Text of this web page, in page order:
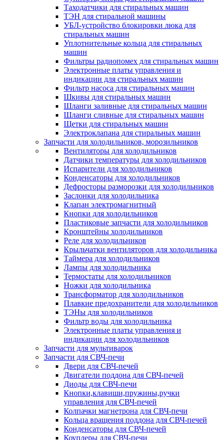
Таходатчики для стиральных машин
ТЭН для стиральной машины
УБЛ-устройство блокировки люка для
стиральных машин
Уплотнительные кольца для стиральных
машин
Фильтры радиопомех для стиральных машин
Электронные платы управления и
индикации для стиральных машин
Фильтр насоса для стиральных машин
Шкивы для стиральных машин
Шланги заливные для стиральных машин
Шланги сливные для стиральных машин
Щетки для стиральных машин
Электроклапана для стиральных машин
Запчасти для холодильников, морозильников
Вентиляторы для холодильников
Датчики температуры для холодильников
Испарители для холодильников
Конденсаторы для холодильников
Дефросторы разморозки для холодильников
Заслонки для холодильника
Клапан электромагнитный
Кнопки для холодильников
Пластиковые запчасти для холодильников
Кронштейны холодильников
Реле для холодильников
Крыльчатки вентиляторов для холодильника
Таймера для холодильников
Лампы для холодильника
Термостаты для холодильников
Ножки для холодильника
Трансформатор для холодильников
Плавкие предохранители для холодильников
ТЭНы для холодильников
Фильтр воды для холодильника
Электронные платы управления и
индикации для холодильников
Запчасти для мультиварок
Запчасти для СВЧ-печи
Двери для СВЧ-печей
Двигатели поддона для СВЧ-печей
Диоды для СВЧ-печи
Кнопки,клавиши,пружины,ручки
управления для СВЧ-печей
Колпачки магнетрона для СВЧ-печи
Кольца вращения поддона для СВЧ-печей
Конденсаторы для СВЧ-печей
Коуплеры для СВЧ-печи